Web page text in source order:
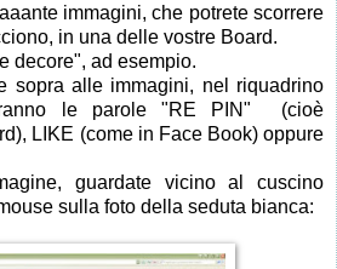
immagini, che potrete scorrere
in una delle vostre Board.
decore", ad esempio.
sopra alle immagini, nel riquadrino
le parole "RE PIN" (cioè
LIKE (come in Face Book) oppure
guardate vicino al cuscino
sulla foto della seduta bianca: